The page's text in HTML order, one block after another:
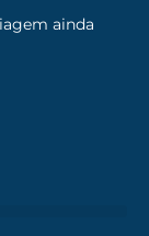
ainda